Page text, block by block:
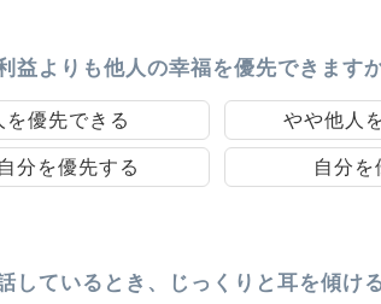
益よりも他人の幸福を優先できます
を優先できる やや他人
分を優先する 自分を
しているとき、じっくりと耳を傾け